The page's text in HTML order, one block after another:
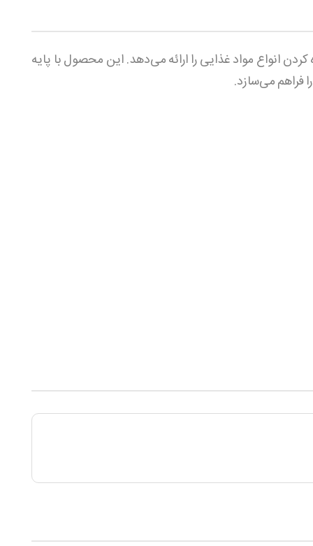
انواع مواد غذایی را ارائه می‌دهد. این محصول با پایه
فراهم می‌سازد.